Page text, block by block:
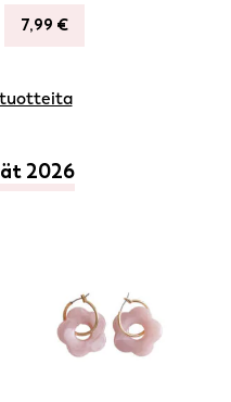
7,99 €
2026